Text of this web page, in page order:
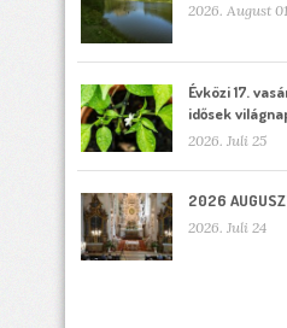
2026. August 01
Évközi 17.
idősek
2026. Juli 25
2026
2026. Juli 24